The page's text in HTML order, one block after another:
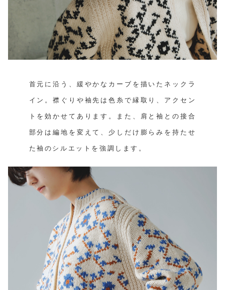
首元に沿う、緩やかなカーブを描いたネックラ
イン。襟ぐりや袖先は色糸で縁取り、アクセン
トを効かせてあります。また、肩と袖との接合
部分は編地を変えて、少しだけ膨らみを持たせ
た袖のシルエットを強調します。